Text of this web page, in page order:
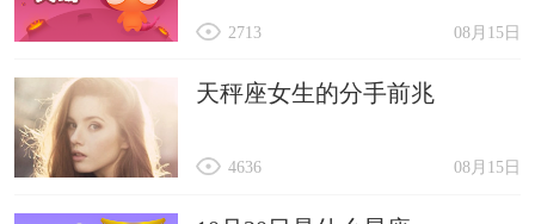
08月15日
2713
天秤座女生的分手前兆
08月15日
4636